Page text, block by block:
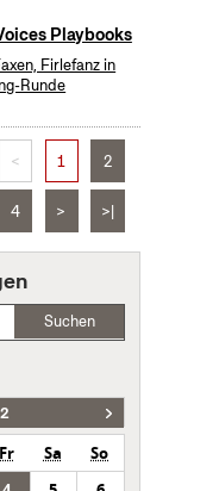
Playbooks
Firlefanz in
Runde
< 1 2
4 > >|
Suchen
Fr Sa
So